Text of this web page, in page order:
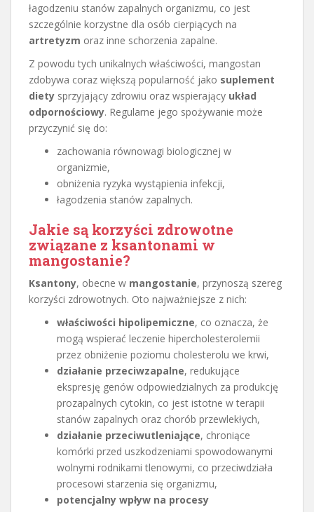
łagodzeniu stanów zapalnych organizmu, co jest
szczególnie korzystne dla osób cierpiących na
artretyzm oraz inne schorzenia zapalne.
Z powodu tych unikalnych właściwości, mangostan
zdobywa coraz większą popularność jako suplement
diety sprzyjający zdrowiu oraz wspierający układ
odpornościowy. Regularne jego spożywanie może
przyczynić się do:
zachowania równowagi biologicznej w
organizmie,
obniżenia ryzyka wystąpienia infekcji,
łagodzenia stanów zapalnych.
Jakie są korzyści zdrowotne
związane z ksantonami w
mangostanie?
Ksantony, obecne w mangostanie, przynoszą szereg
korzyści zdrowotnych. Oto najważniejsze z nich:
właściwości hipolipemiczne, co oznacza, że
mogą wspierać leczenie hipercholesterolemii
przez obniżenie poziomu cholesterolu we krwi,
działanie przeciwzapalne, redukujące
ekspresję genów odpowiedzialnych za produkcję
prozapalnych cytokin, co jest istotne w terapii
stanów zapalnych oraz chorób przewlekłych,
działanie przeciwutleniające, chroniące
komórki przed uszkodzeniami spowodowanymi
wolnymi rodnikami tlenowymi, co przeciwdziała
procesowi starzenia się organizmu,
potencjalny wpływ na procesy